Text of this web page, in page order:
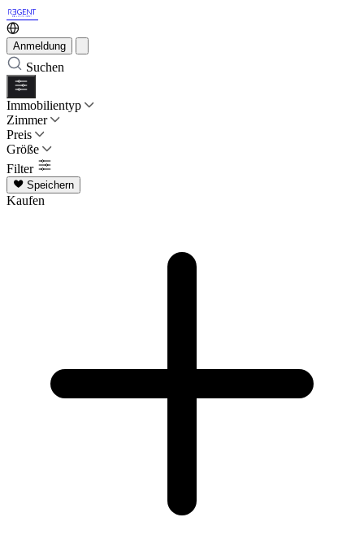
Anmeldung
Suchen
Immobilientyp
Zimmer
Preis
Größe
Filter
Speichern
Kaufen